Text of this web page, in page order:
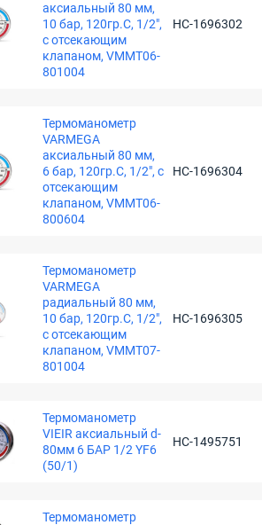
аксиальный 80 мм,
10 бар, 120гр.С, 1/2",
с отсекающим
клапаном, VMMT06-
801004
НС-1696302
Термоманометр
VARMEGA
аксиальный 80 мм,
6 бар, 120гр.С, 1/2", с
отсекающим
клапаном, VMMT06-
800604
НС-1696304
Термоманометр
VARMEGA
радиальный 80 мм,
10 бар, 120гр.С, 1/2",
с отсекающим
клапаном, VMMT07-
801004
НС-1696305
Термоманометр
VIEIR аксиальный d-
80мм 6 БАР 1/2 YF6
(50/1)
НС-1495751
Термоманометр